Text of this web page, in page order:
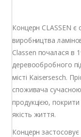
Концерн CLASSEN є
виробництва
Classen почалася в
деревообробного
місті Kaisersesch.
споживача
продукцією,
якість життя.
Концерн